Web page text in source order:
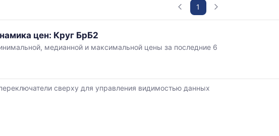
1
цен: Круг БрБ2
медианной и максимальной цены за последние 6
сверху для управления видимостью данных